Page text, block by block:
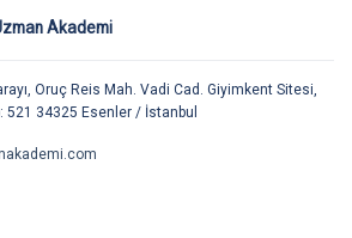
Akademi
Oruç Reis Mah. Vadi Cad. Giyimkent Sitesi,
521 34325 Esenler / İstanbul